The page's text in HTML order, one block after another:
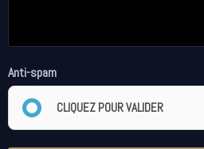
Anti-spam
CLIQUEZ POUR VALIDER